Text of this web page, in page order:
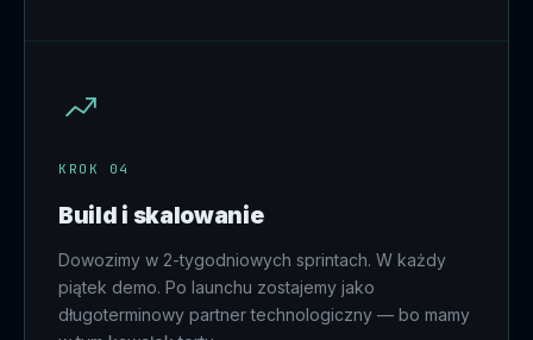
KROK 04
Build i skalowanie
Dowozimy w 2-tygodniowych sprintach. W każdy
piątek demo. Po launchu zostajemy jako
długoterminowy partner technologiczny — bo mamy